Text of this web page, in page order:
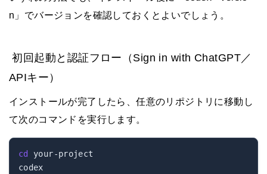
n」でバージョンを確認しておくとよいでしょう。
初回起動と認証フロー（Sign in with ChatGPT／
APIキー）
インストールが完了したら、任意のリポジトリに移動し
て次のコマンドを実行します。
cd
your-project